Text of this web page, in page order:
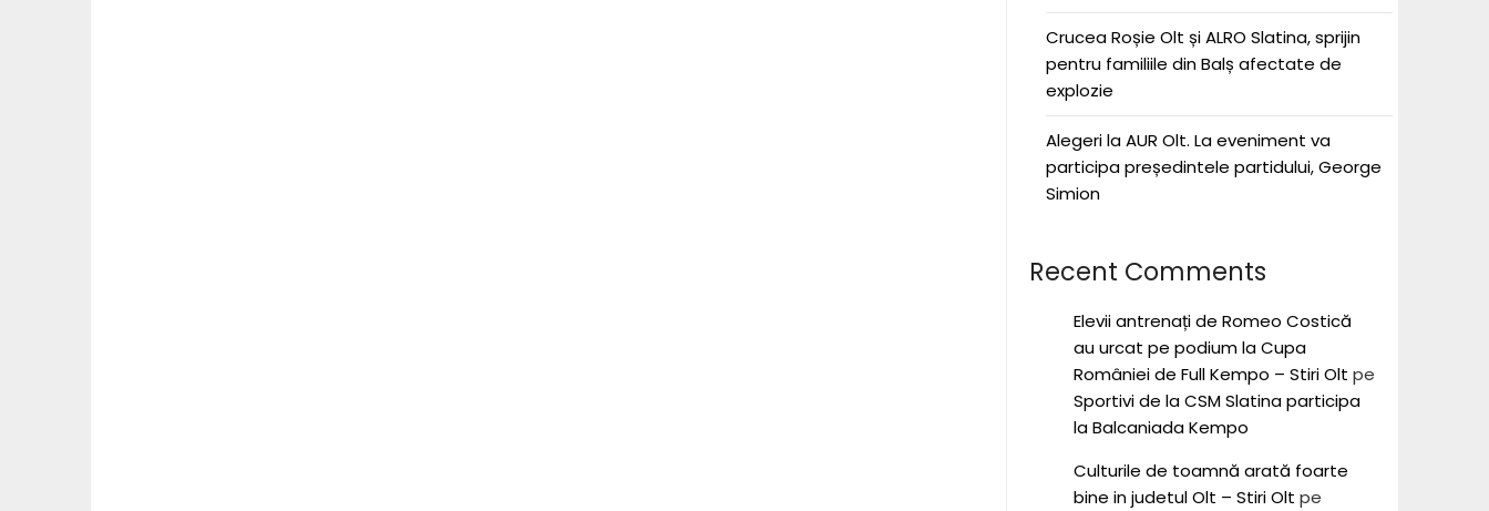
Crucea Roșie Olt și ALRO Slatina, sprijin
pentru familiile din Balș afectate de
explozie
Alegeri la AUR Olt. La eveniment va
participa președintele partidului, George
Simion
Recent Comments
Elevii antrenați de Romeo Costică
au urcat pe podium la Cupa
României de Full Kempo – Stiri Olt pe
Sportivi de la CSM Slatina participa
la Balcaniada Kempo
Culturile de toamnă arată foarte
bine in judetul Olt – Stiri Olt pe